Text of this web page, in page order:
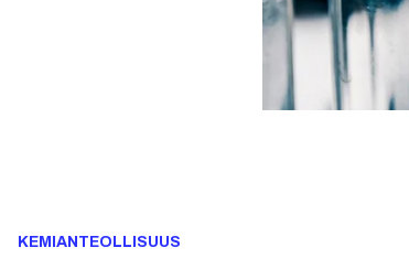
KEMIANTEOLLISUUS